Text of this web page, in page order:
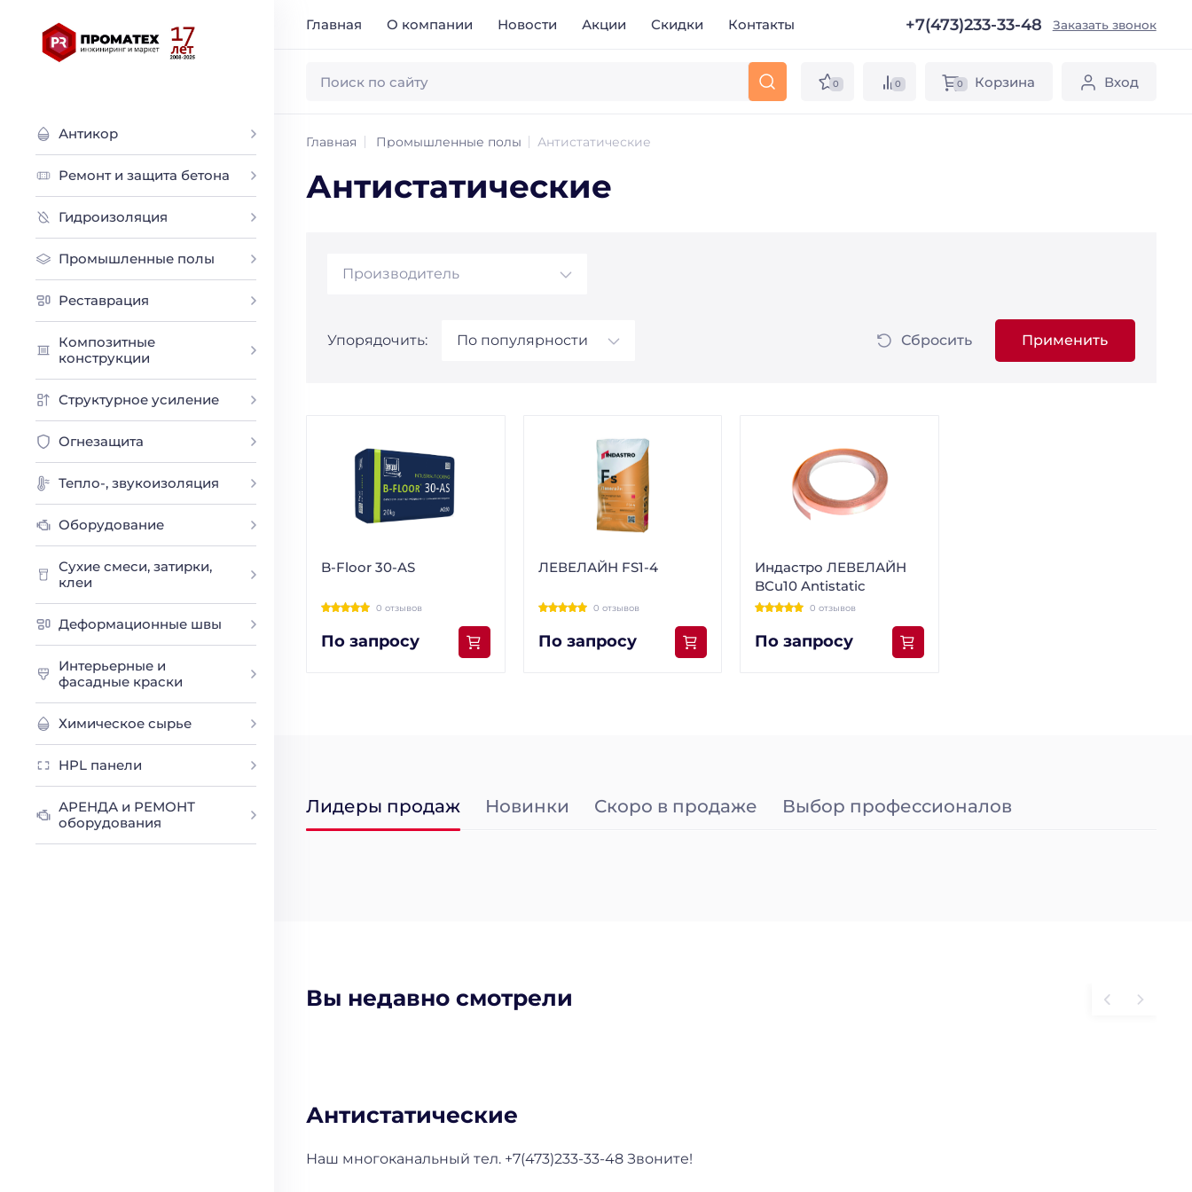
Главная О компании Новости Акции Скидки Контакты +7(473)233-33-48 Заказать звонок
0 0 0 Корзина Вход
Главная Промышленные полы Антистатические
Антистатические
Производитель
Упорядочить: По популярности Сбросить Применить
B-Floor 30-AS
0 отзывов
По запросу
ЛЕВЕЛАЙН FS1-4
0 отзывов
По запросу
Индастро ЛЕВЕЛАЙН
BCu10 Antistatic
0 отзывов
По запросу
Лидеры продаж Новинки Скоро в продаже Выбор профессионалов
Вы недавно смотрели
Антистатические
Наш многоканальный тел. +7(473)233-33-48 Звоните!
Антикор
Ремонт и защита бетона
Гидроизоляция
Промышленные полы
Реставрация
Композитные
конструкции
Структурное усиление
Огнезащита
Тепло-, звукоизоляция
Оборудование
Сухие смеси, затирки,
клеи
Деформационные швы
Интерьерные и
фасадные краски
Химическое сырье
HPL панели
АРЕНДА и РЕМОНТ
оборудования